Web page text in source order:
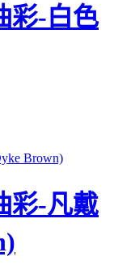
彩-白色
彩-凡戴